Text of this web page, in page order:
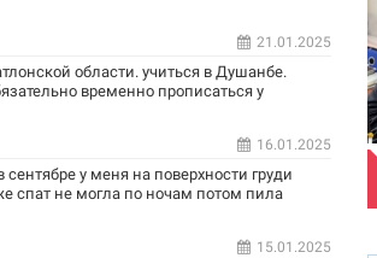
21.01.2025
области. учиться в Душанбе.
временно прописаться у
16.01.2025
сентябре у меня на поверхности груди
спат не могла по ночам потом пила
15.01.2025